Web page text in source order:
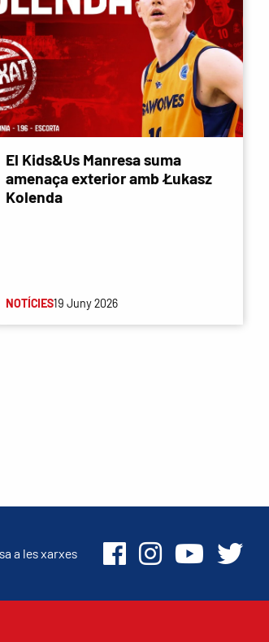
El Kids&Us Manresa suma
amenaça exterior amb Łukasz
Kolenda
NOTÍCIES19 Juny 2026
a les xarxes